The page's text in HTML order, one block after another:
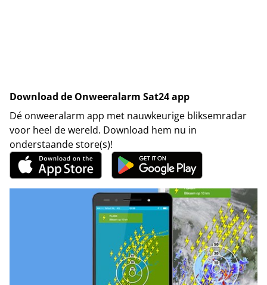
Download de Onweeralarm Sat24 app
Dé onweeralarm app met nauwkeurige bliksemradar
voor heel de wereld. Download hem nu in
onderstaande store(s)!